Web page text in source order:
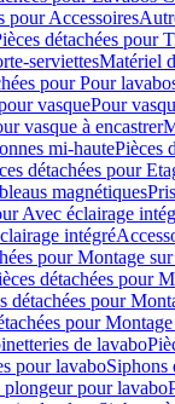
pour Accessoires
détachées pour
serviettesMatériel
pour Pour
vasquePour
vasque à encastrer
mi-hautePièces
détachées pour
magnétiques
Avec éclairage
intégré
pour Montage
détachées pour
détachées pour
pour
de lavabo
pour lavaboSiphons
plongeur pour lavabo